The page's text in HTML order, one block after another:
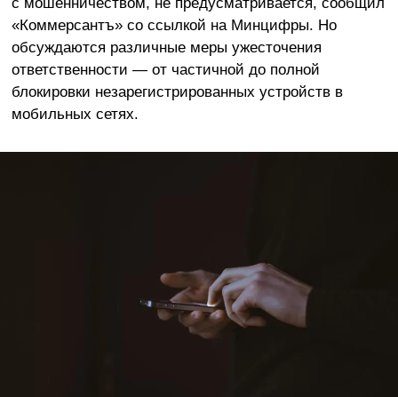
«Коммерсантъ» со ссылкой на Минцифры. Но
обсуждаются различные меры ужесточения
ответственности — от частичной до полной
блокировки незарегистрированных устройств в
мобильных сетях.